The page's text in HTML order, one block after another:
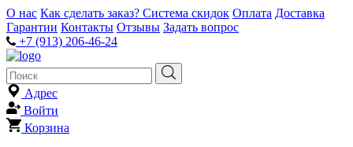
О нас Как сделать заказ? Система скидок Оплата Доставка
Гарантии Контакты Отзывы Задать вопрос
+7 (913) 206-46-24
Адрес
Войти
Корзина